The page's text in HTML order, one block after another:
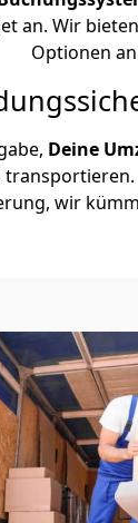
an. Wir
Optionen
Deine
wir